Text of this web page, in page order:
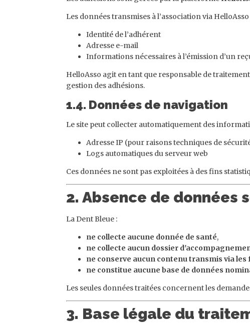
Les données transmises à l’association via
Identité de l’adhérent
Adresse e-mail
Informations nécessaires à l’émission d’un
HelloAsso agit en tant que responsable de
gestion des adhésions.
1.4. Données de navigation
Le site peut collecter automatiquement des
Adresse IP (pour raisons techniques de
Logs automatiques du serveur web
Ces données ne sont pas exploitées à des fins
2. Absence de données
La Dent Bleue :
ne collecte aucune donnée de santé,
ne collecte aucun dossier
ne conserve aucun contenu transmis via
ne constitue aucune base de données
Les seules données traitées concernent les
3. Base légale du